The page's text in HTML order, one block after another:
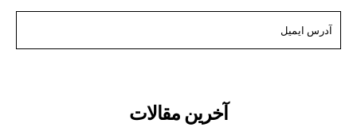
آخرین مقالات